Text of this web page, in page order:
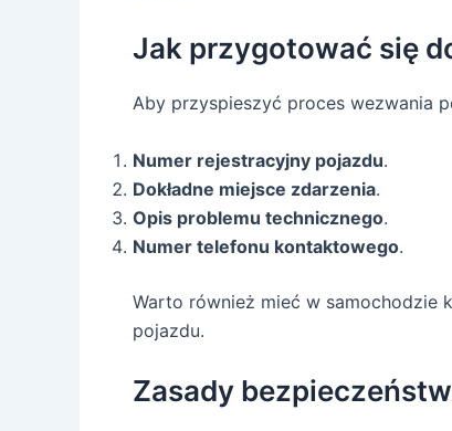
Jak przygotować się
Aby przyspieszyć proces wezwania
Numer rejestracyjny pojazdu.
Dokładne miejsce zdarzenia.
Opis problemu technicznego.
Numer telefonu kontaktowego.
Warto również mieć w samochodzie
pojazdu.
Zasady